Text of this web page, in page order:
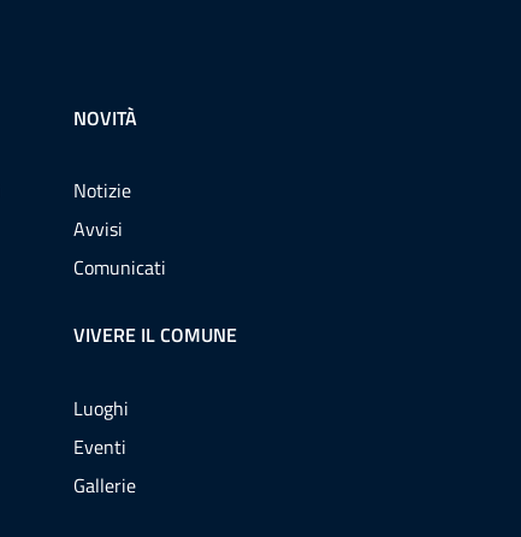
NOVITÀ
Notizie
Avvisi
Comunicati
VIVERE IL COMUNE
Luoghi
Eventi
Gallerie